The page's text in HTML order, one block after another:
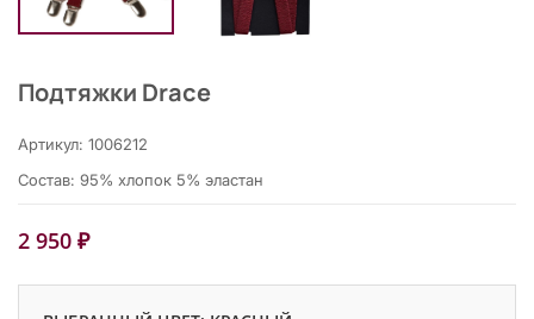
Подтяжки Drace
Артикул: 1006212
Состав: 95% хлопок 5% эластан
2 950 ₽